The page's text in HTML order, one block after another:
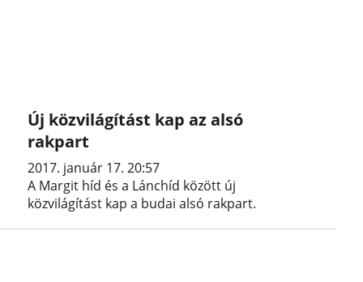
Új közvilágítást kap az alsó
rakpart
2017. január 17. 20:57
A Margit híd és a Lánchíd között új
közvilágítást kap a budai alsó rakpart.